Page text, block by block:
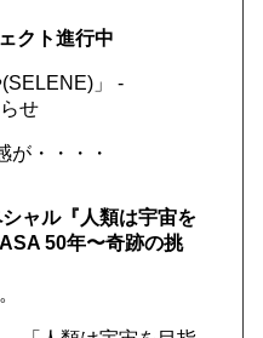
クト進行中
」 -
せ
が・・・・
ャル『人類は宇宙を
50年〜奇跡の挑